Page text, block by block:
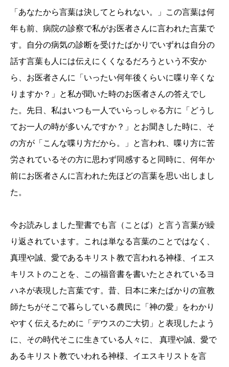
「あなたから言葉は決してとられない。」この言葉は何
年も前、病院の診察で私がお医者さんに言われた言葉で
す。自分の病気の診断を受けたばかりでいずれは自分の
話す言葉も人には伝えにくくなるだろうという不安か
ら、お医者さんに「いったい何年後くらいに喋り辛くな
りますか？」と私が聞いた時のお医者さんの答えでし
た。先日、私はいつも一人でいらっしゃる方に「どうし
てお一人の時が多いんですか？」とお聞きした時に、そ
の方が「こんな喋り方だから。」と言われ、喋り方に苦
労されているその方に思わず同感すると同時に、何年か
前にお医者さんに言われた先ほどの言葉を思い出しまし
た。
今お読みしました聖書でも言（ことば）と言う言葉が繰
り返されています。これは単なる言葉のことではなく、
真理や誠、愛であるキリスト教で言われる神様、イエス
キリストのことを、この福音書を書いたとされているヨ
ハネが表現した言葉です。昔、日本に来たばかりの宣教
師たちがそこで暮らしている農民に「神の愛」をわかり
やすく伝えるために「デウスのご大切」と表現したよう
に、その時代そこに生きている人々に、 真理や誠、愛で
あるキリスト教でいわれる神様、イエスキリストを言